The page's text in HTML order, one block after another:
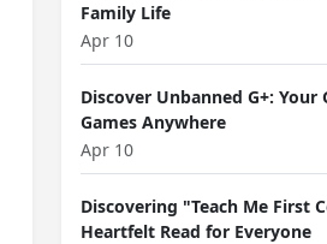
Family Life
Apr 10
Discover Unbanned G+: Your
Games Anywhere
Apr 10
Discovering "Teach Me First
Heartfelt Read for Everyone